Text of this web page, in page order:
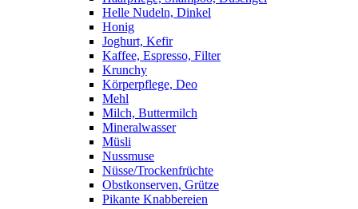
Helle Nudeln, Dinkel
Honig
Joghurt, Kefir
Kaffee, Espresso, Filter
Krunchy
Körperpflege, Deo
Mehl
Milch, Buttermilch
Mineralwasser
Müsli
Nussmuse
Nüsse/Trockenfrüchte
Obstkonserven, Grütze
Pikante Knabbereien